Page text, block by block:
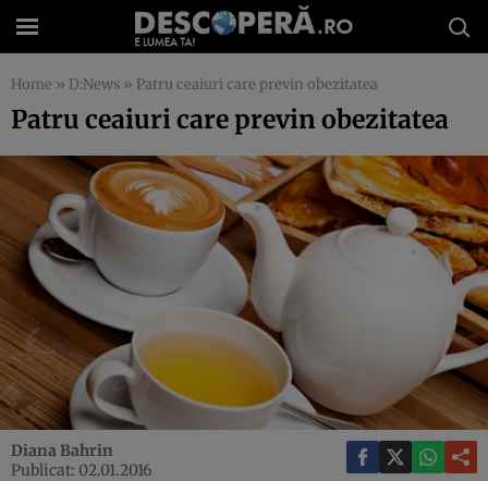
Home » D:News » Patru ceaiuri care previn obezitatea
Patru ceaiuri care previn obezitatea
Diana Bahrin
Publicat: 02.01.2016